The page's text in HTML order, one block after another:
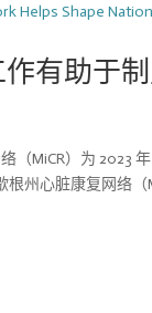
有助于
（MiCR）为 2023
州心脏康复网络（